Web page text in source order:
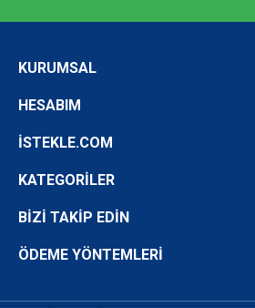
KURUMSAL
HESABIM
İSTEKLE.COM
KATEGORİLER
BİZİ TAKİP EDİN
ÖDEME YÖNTEMLERİ